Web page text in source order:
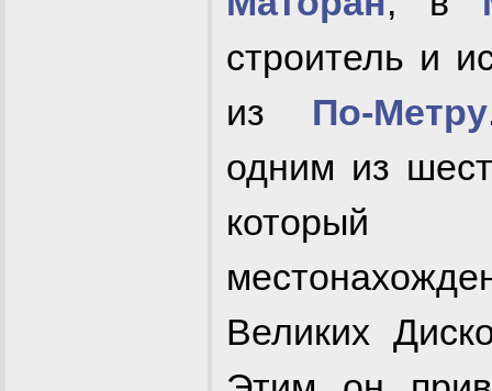
строитель и
из По-Метру
одним из
Великих